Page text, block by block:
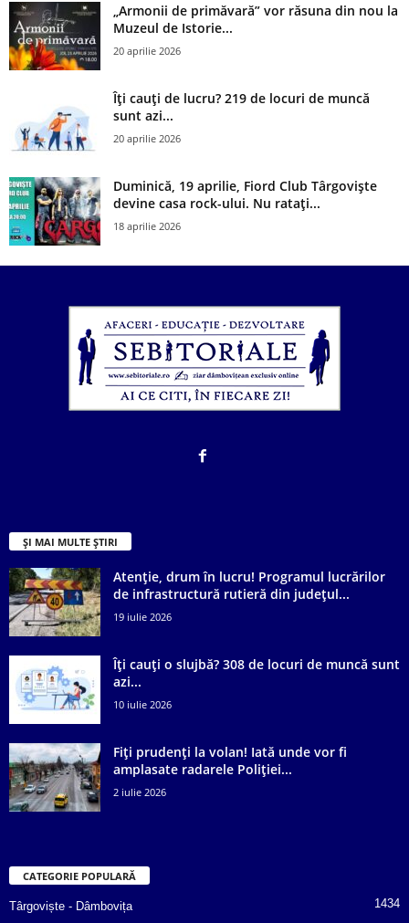
„Armonii de primăvară” vor răsuna din nou la
Muzeul de Istorie...
20 aprilie 2026
Îți cauți de lucru? 219 de locuri de muncă
sunt azi...
20 aprilie 2026
Duminică, 19 aprilie, Fiord Club Târgoviște
devine casa rock-ului. Nu ratați...
18 aprilie 2026
ȘI MAI MULTE ȘTIRI
Atenție, drum în lucru! Programul lucrărilor
de infrastructură rutieră din județul...
19 iulie 2026
Îți cauți o slujbă? 308 de locuri de muncă sunt
azi...
10 iulie 2026
Fiți prudenți la volan! Iată unde vor fi
amplasate radarele Poliției...
2 iulie 2026
CATEGORIE POPULARĂ
Târgoviște - Dâmbovița 1434